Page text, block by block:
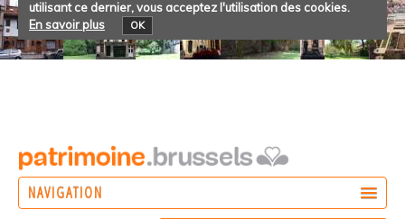
utilisant ce dernier, vous acceptez l'utilisation des cookies.
En savoir plus
OK
NAVIGATION